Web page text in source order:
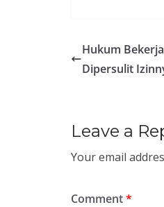
Hukum
Dipersulit
Leave a
Your email
Comment*